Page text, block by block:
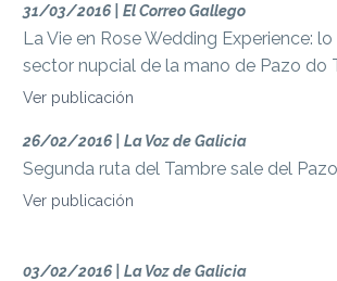
31/03/2016 | El Correo Gallego
La Vie en Rose Wedding Experience:
sector nupcial de la mano de Pazo do
Ver publicación
26/02/2016 | La Voz de Galicia
Segunda ruta del Tambre sale del
Ver publicación
03/02/2016 | La Voz de Galicia